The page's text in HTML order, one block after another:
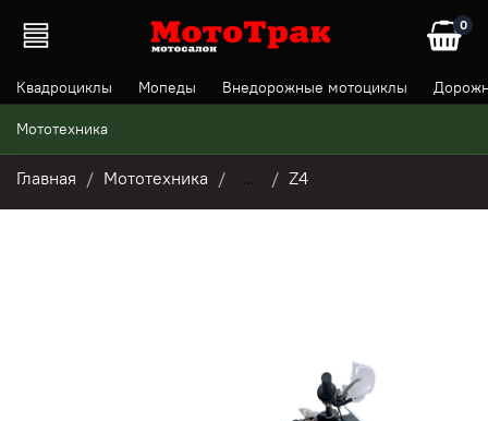
0
Квадроциклы Мопеды Внедорожные мотоциклы
Мототехника
Главная Мототехника Z4